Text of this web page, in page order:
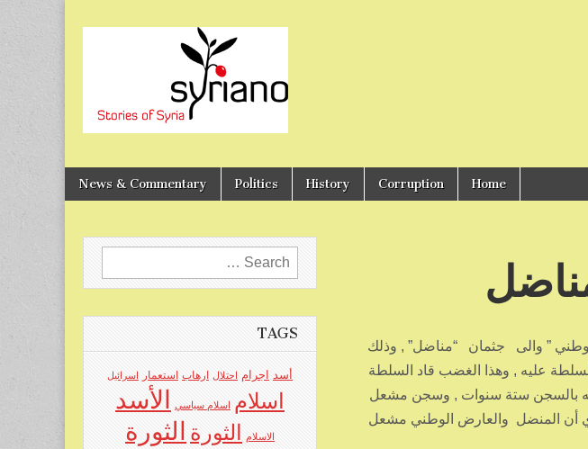
syriano Home
Corruption
History
Politics
News & Commentary
” والى جثمان “مناضل” , وذلك
عليه , وهذا الغضب قاد السلطة
بعد أن حكم القضاء عليه بالسجن ستة سنوات , وسجن مشعل
أن المنضل والعارض الوطني مشعل
Search
for:
TAGS
أسد اجرام احتلال ارهاب استعمار اسرائيل
اسلام اسلام سياسي الأسد
الاسلام الثورة الثورة